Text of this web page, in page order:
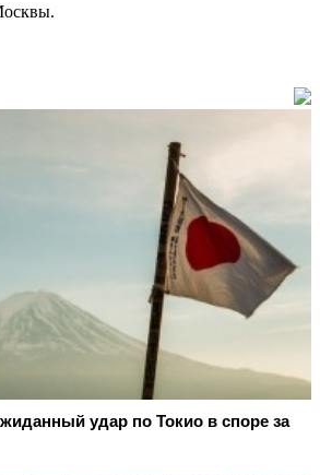
удар по Токио в споре за